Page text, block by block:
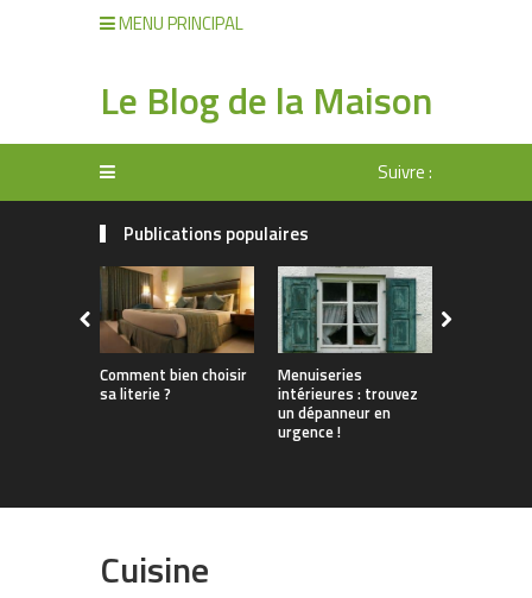
MENU PRINCIPAL
Le Blog de la Maison
Suivre :
Publications populaires
Comment bien choisir
sa literie ?
Menuiseries
intérieures : trouvez
un dépanneur en
urgence !
Cuisine